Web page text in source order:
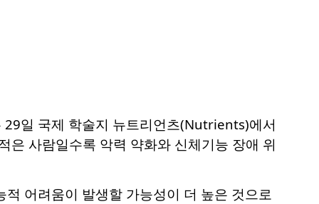
일 국제 학술지 뉴트리언츠(Nutrients)에서
사람일수록 악력 약화와 신체기능 장애 위
어려움이 발생할 가능성이 더 높은 것으로